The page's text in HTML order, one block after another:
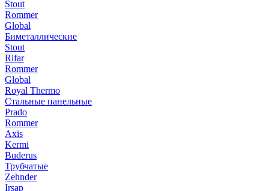
Stout
Rommer
Global
Биметаллические
Stout
Rifar
Rommer
Global
Royal Thermo
Стальные панельные
Prado
Rommer
Axis
Kermi
Buderus
Трубчатые
Zehnder
Irsap